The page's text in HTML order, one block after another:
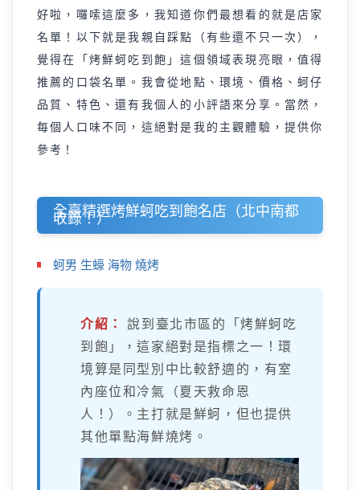
好啦，囉嗦這麼多，我知道你們最想看的就是店家
名單！以下就是我親自踩點（有些還不只一次），
覺得在「烤鮮蚵吃到飽」這個領域表現亮眼，值得
推薦的口袋名單。我會從地點、環境、價格、蚵仔
品質、特色、還有我個人的小評語來分享。當然，
每個人口味不同，這絕對是我的主觀體驗，提供你
參考！
全臺精選烤鮮蚵吃到飽名店（北中南都
收錄！）
蚵男 生蠔 海物 燒烤
介紹：
說到臺北市區的「烤鮮蚵吃
到飽」，這家絕對是指標之一！環
境算是同型別中比較舒適的，有室
內座位和冷氣（夏天救命恩
人！）。主打就是鮮蚵，但也提供
其他單點海鮮燒烤。